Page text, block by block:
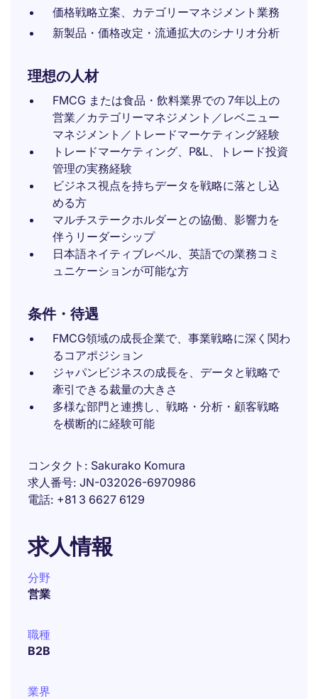
価格戦略立案、カテゴリーマネジメント業務
新製品・価格改定・流通拡大のシナリオ分析
理想の人材
FMCG または食品・飲料業界での 7年以上の
営業／カテゴリーマネジメント／レベニュー
マネジメント／トレードマーケティング経験
トレードマーケティング、P&L、トレード投資
管理の実務経験
ビジネス視点を持ちデータを戦略に落とし込
める方
マルチステークホルダーとの協働、影響力を
伴うリーダーシップ
日本語ネイティブレベル、英語での業務コミ
ュニケーションが可能な方
条件・待遇
FMCG領域の成長企業で、事業戦略に深く関わ
るコアポジション
ジャパンビジネスの成長を、データと戦略で
牽引できる裁量の大きさ
多様な部門と連携し、戦略・分析・顧客戦略
を横断的に経験可能
コンタクト
Sakurako Komura
求人番号 JN-032026-6970986
電話 +81 3 6627 6129
求人情報
分野
営業
職種
B2B
業界